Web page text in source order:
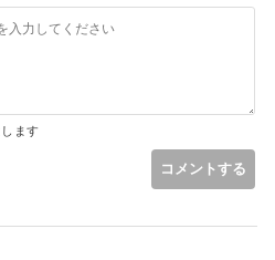
ます
コメントする